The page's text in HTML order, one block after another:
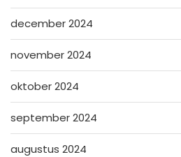
december 2024
november 2024
oktober 2024
september 2024
augustus 2024